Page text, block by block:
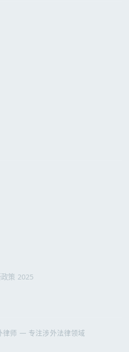
策 2025
律师 — 专注涉外法律领域